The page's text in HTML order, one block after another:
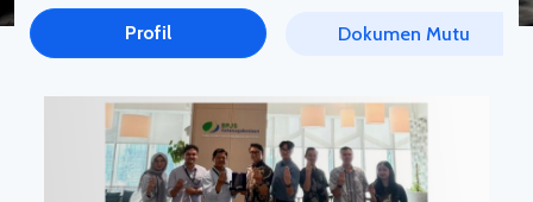
Profil Dokumen Mutu